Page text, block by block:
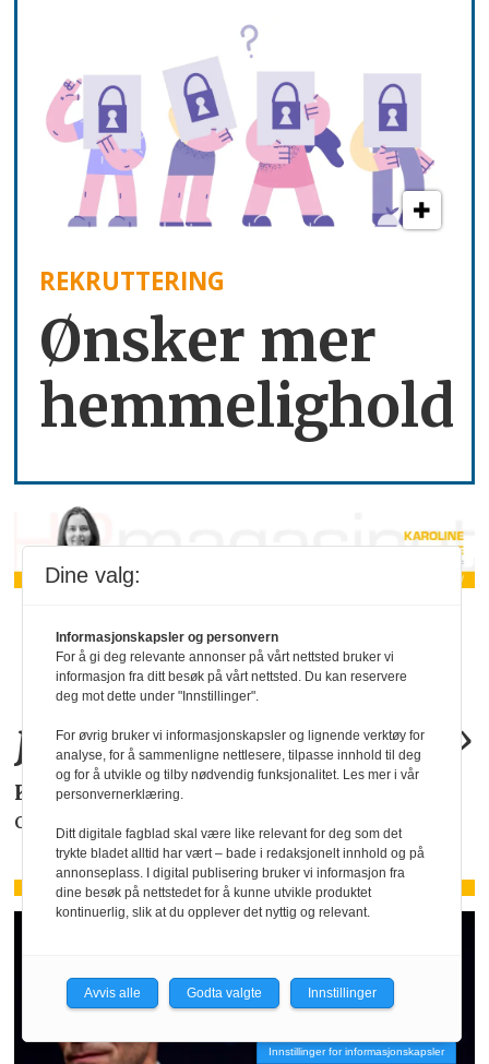
REKRUTTERING
Ønsker mer
hemmelighold
«KI-bruken kan
allerede by på
juridiskeproblemer .»
KAROLINE SCHEIDE
oppmerksom på de faktiske forholdene.
Innstillinger for informasjonskapsler
Dine valg:
Informasjonskapsler og personvern
For å gi deg relevante annonser på vårt nettsted bruker vi
informasjon fra ditt besøk på vårt nettsted. Du kan reservere
deg mot dette under "Innstillinger".
For øvrig bruker vi informasjonskapsler og lignende verktøy for
analyse, for å sammenligne nettlesere, tilpasse innhold til deg
og for å utvikle og tilby nødvendig funksjonalitet. Les mer i vår
personvernerklæring.
Ditt digitale fagblad skal være like relevant for deg som det
trykte bladet alltid har vært – bade i redaksjonelt innhold og på
annonseplass. I digital publisering bruker vi informasjon fra
dine besøk på nettstedet for å kunne utvikle produktet
kontinuerlig, slik at du opplever det nyttig og relevant.
Avvis alle Godta valgte Innstillinger